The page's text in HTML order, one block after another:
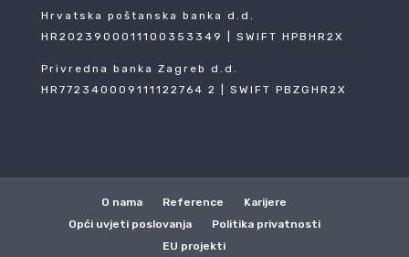
Hrvatska poštanska banka d.d.
HR2023900011100353349 | SWIFT HPBHR2X
Privredna banka Zagreb d.d.
HR772340009111122764 2 | SWIFT PBZGHR2X
O nama Reference
Karijere
Opći uvjeti poslovanja
Politika privatnosti
EU projekti